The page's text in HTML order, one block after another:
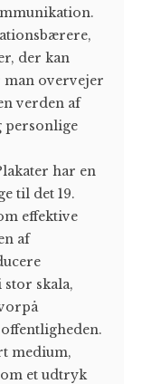
der kan
overvejer
verden af
personlige
har en
til det 19.
effektive
af
skala,
medium,
et udtryk